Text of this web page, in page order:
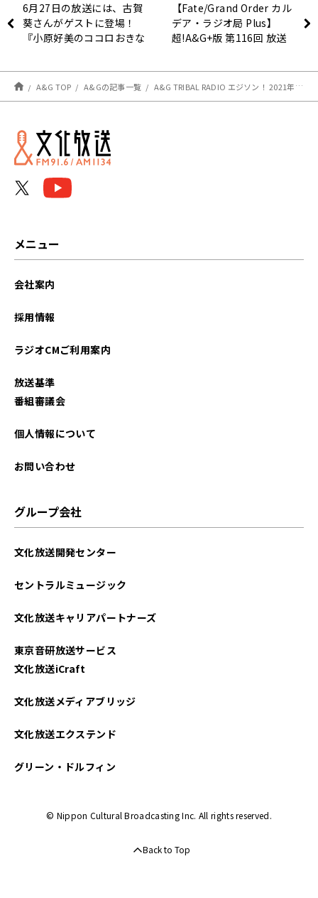
6月27日の放送には、古賀
葵さんがゲストに登場！
『小原好美のココロおきな
【Fate/Grand Order カル
デア・ラジオ局 Plus】
超!A&G+版 第116回 放送
A&G TOP A&Gの記事一覧 A&G TRIBAL RADIO エジソン！ 2021年6月19日 放送後記
メニュー
会社案内
採用情報
ラジオCMご利用案内
放送基準
番組審議会
個人情報について
お問い合わせ
グループ会社
文化放送開発センター
セントラルミュージック
文化放送キャリアパートナーズ
東京音研放送サービス
文化放送iCraft
文化放送メディアブリッジ
文化放送エクステンド
グリーン・ドルフィン
© Nippon Cultural Broadcasting Inc. All rights reserved.
Back to Top